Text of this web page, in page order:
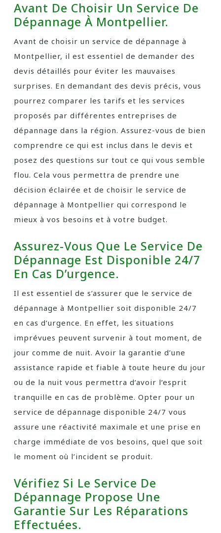
Avant De Choisir Un Service De
Dépannage À Montpellier.
Avant de choisir un service de dépannage à
Montpellier, il est essentiel de demander des
devis détaillés pour éviter les mauvaises
surprises. En demandant des devis précis, vous
pourrez comparer les tarifs et les services
proposés par différentes entreprises de
dépannage dans la région. Assurez-vous de bien
comprendre ce qui est inclus dans le devis et
posez des questions sur tout ce qui vous semble
flou. Cela vous permettra de prendre une
décision éclairée et de choisir le service de
dépannage à Montpellier qui correspond le
mieux à vos besoins et à votre budget.
Assurez-Vous Que Le Service De
Dépannage Est Disponible 24/7
En Cas D’urgence.
Il est essentiel de s’assurer que le service de
dépannage à Montpellier soit disponible 24/7
en cas d’urgence. En effet, les situations
imprévues peuvent survenir à tout moment, de
jour comme de nuit. Avoir la garantie d’une
assistance rapide et fiable à toute heure du jour
ou de la nuit vous permettra d’avoir l’esprit
tranquille en cas de problème. Opter pour un
service de dépannage disponible 24/7 vous
assure une réactivité maximale et une prise en
charge immédiate de vos besoins, quel que soit
le moment où l’incident se produit.
Vérifiez Si Le Service De
Dépannage Propose Une
Garantie Sur Les Réparations
Effectuées.